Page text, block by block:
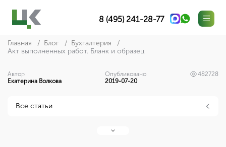
8 (495) 241-28-77
Главная Блог
Бухгалтерия
Акт выполненных работ. Бланк и образец
Автор
Екатерина Волкова
Опубликовано
2019-07-20
482728
Все статьи